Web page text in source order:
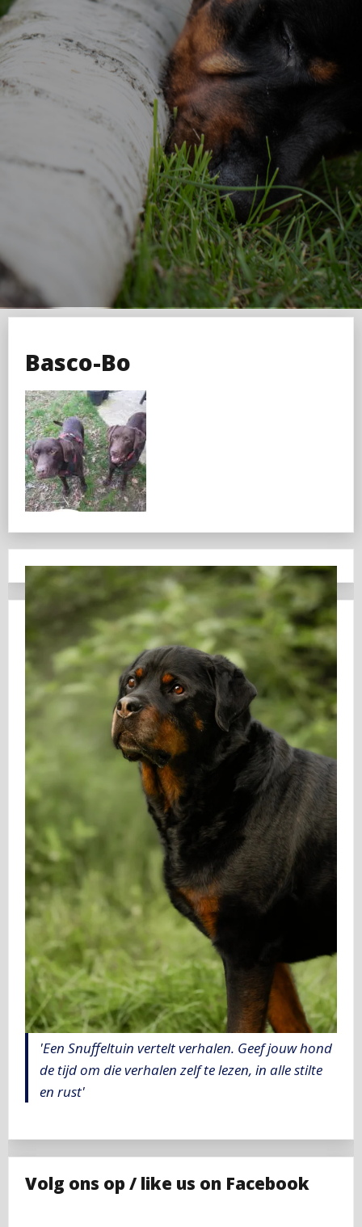
Basco-Bo
'Een Snuffeltuin vertelt verhalen. Geef jouw hond
de tijd om die verhalen zelf te lezen, in alle stilte
en rust'
Volg ons op / like us on Facebook